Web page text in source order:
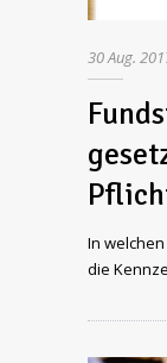
30Aug.
In
die